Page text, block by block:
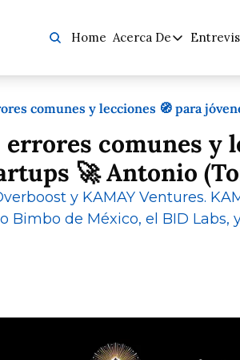
Home Acerca De
Acerca De
Adolfo -
comunes y lecciones 🧭 para
comunes y
🚀 Antonio
y KAMAY Ventures.
Bimbo de México, el BID